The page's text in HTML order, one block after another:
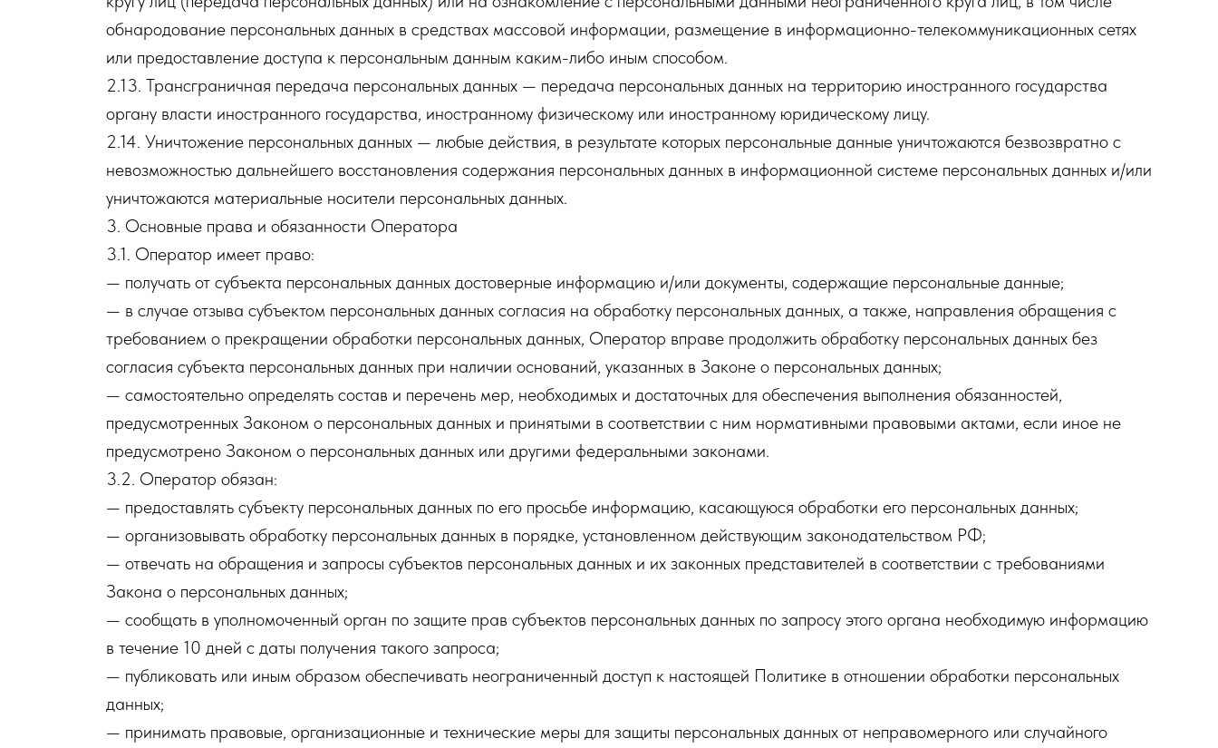
обнародование персональных данных в средствах массовой информации, размещение в информационно-телекоммуникационных сетях
или предоставление доступа к персональным данным каким-либо иным способом.
2.13. Трансграничная передача персональных данных — передача персональных данных на территорию иностранного государства
органу власти иностранного государства, иностранному физическому или иностранному юридическому лицу.
2.14. Уничтожение персональных данных — любые действия, в результате которых персональные данные уничтожаются безвозвратно с
невозможностью дальнейшего восстановления содержания персональных данных в информационной системе персональных данных и/или
уничтожаются материальные носители персональных данных.
3. Основные права и обязанности Оператора
3.1. Оператор имеет право:
— получать от субъекта персональных данных достоверные информацию и/или документы, содержащие персональные данные;
— в случае отзыва субъектом персональных данных согласия на обработку персональных данных, а также, направления обращения с
требованием о прекращении обработки персональных данных, Оператор вправе продолжить обработку персональных данных без
согласия субъекта персональных данных при наличии оснований, указанных в Законе о персональных данных;
— самостоятельно определять состав и перечень мер, необходимых и достаточных для обеспечения выполнения обязанностей,
предусмотренных Законом о персональных данных и принятыми в соответствии с ним нормативными правовыми актами, если иное не
предусмотрено Законом о персональных данных или другими федеральными законами.
3.2. Оператор обязан:
— предоставлять субъекту персональных данных по его просьбе информацию, касающуюся обработки его персональных данных;
— организовывать обработку персональных данных в порядке, установленном действующим законодательством РФ;
— отвечать на обращения и запросы субъектов персональных данных и их законных представителей в соответствии с требованиями
Закона о персональных данных;
— сообщать в уполномоченный орган по защите прав субъектов персональных данных по запросу этого органа необходимую информацию
в течение 10 дней с даты получения такого запроса;
— публиковать или иным образом обеспечивать неограниченный доступ к настоящей Политике в отношении обработки персональных
данных;
— принимать правовые, организационные и технические меры для защиты персональных данных от неправомерного или случайного